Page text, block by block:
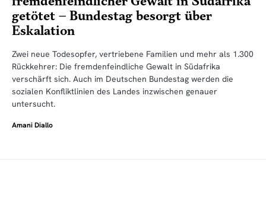
getötet – Bundestag besorgt über
Eskalation
Zwei neue Todesopfer, vertriebene Familien und mehr als 1.300
Rückkehrer: Die fremdenfeindliche Gewalt in Südafrika
verschärft sich. Auch im Deutschen Bundestag werden die
sozialen Konfliktlinien des Landes inzwischen genauer
untersucht.
Amani Diallo